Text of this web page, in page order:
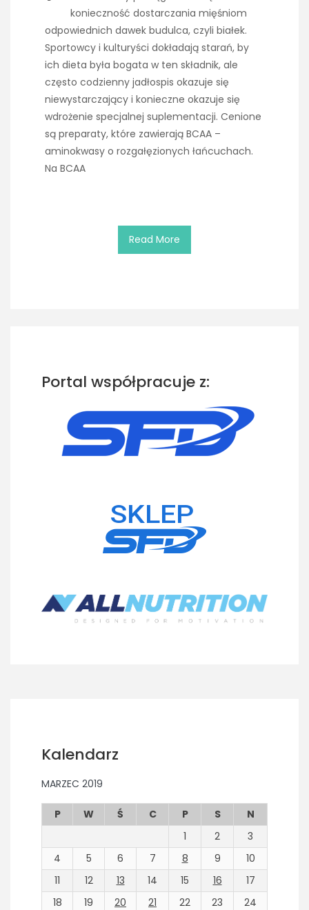
konieczność dostarczania mięśniom
odpowiednich dawek budulca, czyli białek.
Sportowcy i kulturyści dokładają starań, by
ich dieta była bogata w ten składnik, ale
często codzienny jadłospis okazuje się
niewystarczający i konieczne okazuje się
wdrożenie specjalnej suplementacji. Cenione
są preparaty, które zawierają BCAA –
aminokwasy o rozgałęzionych łańcuchach.
Na BCAA
Read More
Portal współpracuje z:
Kalendarz
MARZEC 2019
P W Ś C P S
N
1
2
3
4
5 6 7 8 9
10
11
12 13 14 15 16
17
18
19 20 21 22 23
24